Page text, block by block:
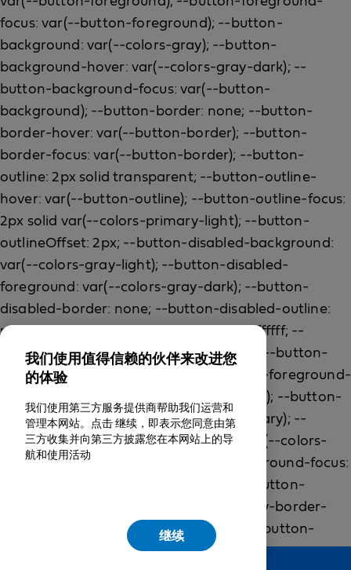
我们使用值得信赖的伙伴来改进您
的体验
我们使用第三方服务提供商帮助我们运营和
管理本网站。点击 继续，即表示您同意由第
三方收集并向第三方披露您在本网站上的导
航和使用活动
继续